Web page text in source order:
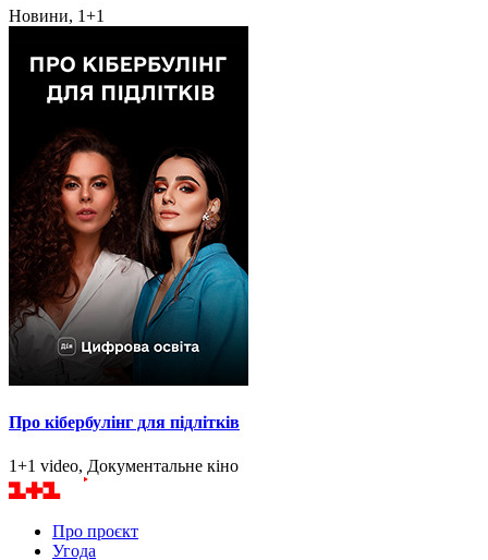
Новини, 1+1
Про кібербулінг для підлітків
1+1 video, Документальне кіно
Про проєкт
Угода